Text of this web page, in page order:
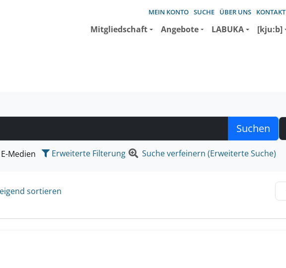
MEIN KONTO SUCHE ÜBER UNS KONTAKT
Mitgliedschaft Angebote LABUKA [kju:b]
suchen wollen.
E-Medien Erweiterte Filterung Suche verfeinern (Erweiterte Suche)
sortieren